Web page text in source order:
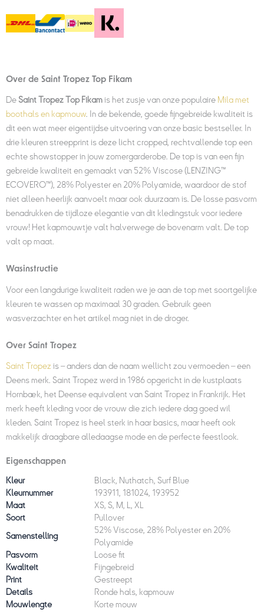
Over de Saint Tropez Top Fikam
De Saint Tropez Top Fikamis het zusje van onze populaire Mila met
boothals en kapmouw . In de bekende, goede fijngebreide kwaliteit is
dit een wat meer eigentijdse uitvoering van onze basic bestseller. In
drie kleuren streepprint is deze licht cropped, rechtvallende top een
echte showstopper in jouw zomergarderobe. De top is van een fijn
gebreide kwaliteit en gemaakt van 52% Viscose (LENZING™
ECOVERO™), 28% Polyester en 20% Polyamide, waardoor de stof
niet alleen heerlijk aanvoelt maar ook duurzaam is. De losse pasvorm
benadrukken de tijdloze elegantie van dit kledingstuk voor iedere
vrouw! Het kapmouwtje valt halverwege de bovenarm valt. De top
valt op maat.
Wasinstructie
Voor een langdurige kwaliteit raden we je aan de topmet soortgelijke
kleuren te wassen op maximaal 30 graden. Gebruik geen
wasverzachter en het artikel mag niet in de droger.
Over Saint Tropez
Saint Tropez is – anders dan de naam wellicht zou vermoeden – een
Deens merk. Saint Tropez werd in 1986 opgericht in de kustplaats
Hornbæk, het Deense equivalent van Saint Tropez in Frankrijk. Het
merk heeft kleding voor de vrouw die zich iedere dag goed wil
kleden. Saint Tropez is heel sterk in haar basics, maar heeft ook
makkelijk draagbare alledaagse mode en de perfecte feestlook.
Eigenschappen
Kleur
Black, Nuthatch, Surf Blue
Kleurnummer
193911, 181024, 193952
Maat
XS, S, M, L, XL
Soort
Pullover
Samenstelling
52% Viscose, 28% Polyester en 20%
Polyamide
Pasvorm
Loose fit
Kwaliteit
Fijngebreid
Print
Gestreept
Details
Ronde hals, kapmouw
Mouwlengte
Korte mouw